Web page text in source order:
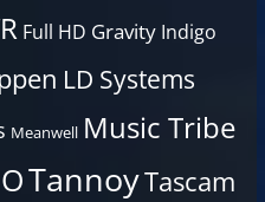
Full HD Gravity Indigo
LD Systems
Meanwell Music Tribe
TannoyTascam